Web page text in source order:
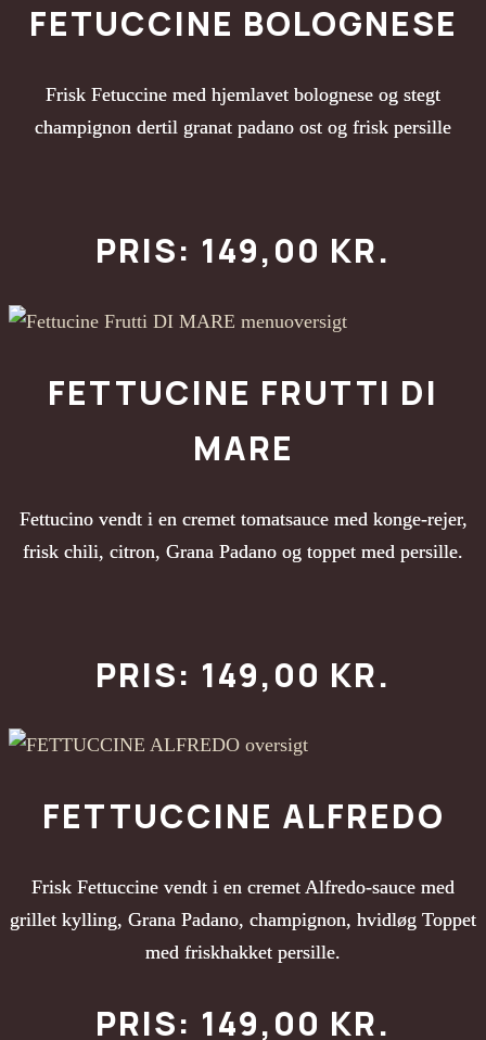
FETUCCINE BOLOGNESE
Frisk Fetuccine med hjemlavet bolognese og stegt
champignon dertil granat padano ost og frisk persille
PRIS: 149,00 KR.
FETTUCINE FRUTTI DI
MARE
Fettucino vendt i en cremet tomatsauce med konge-rejer,
frisk chili, citron, Grana Padano og toppet med persille.
PRIS: 149,00 KR.
FETTUCCINE ALFREDO
Frisk Fettuccine vendt i en cremet Alfredo-sauce med
grillet kylling, Grana Padano, champignon, hvidløg Toppet
med friskhakket persille.
PRIS: 149,00 KR.